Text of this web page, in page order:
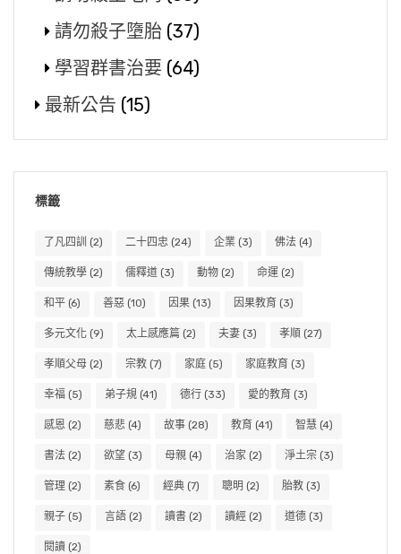
請勿殺子墮胎 (37)
學習群書治要 (64)
最新公告 (15)
標籤
了凡四訓 (2) 二十四忠 (24) 企業 (3) 佛法 (4)
傳統教學 (2) 儒釋道 (3) 動物 (2) 命運 (2)
和平 (6) 善惡 (10) 因果 (13) 因果教育 (3)
多元文化 (9) 太上感應篇 (2) 夫妻 (3) 孝順 (27)
孝順父母 (2) 宗教 (7) 家庭 (5) 家庭教育 (3)
幸福 (5) 弟子規 (41) 德行 (33) 愛的教育 (3)
感恩 (2) 慈悲 (4) 故事 (28) 教育 (41) 智慧 (4)
書法 (2) 欲望 (3) 母親 (4) 治家 (2) 淨土宗 (3)
管理 (2) 素食 (6) 經典 (7) 聰明 (2) 胎教 (3)
親子 (5) 言語 (2) 讀書 (2) 讀經 (2) 道德 (3)
閱讀 (2)